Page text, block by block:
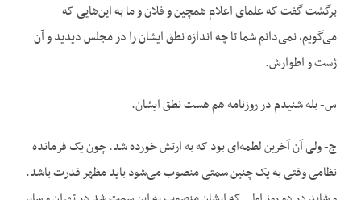
برگشت گفت که علمای اعلام همچین و فلان و ما به این‌هایی که
می‌گویم، نمی‌دانم شما تا چه اندازه نطق ایشان را در مجلس دیدید و آن
ژست و اطوارش.
س- بله شنیدم در روزنامه هم هست نطق ایشان.
ج- ولی آن آخرین لطمه‌ای بود که به ارتش خورده شد. چون یک فرمانده
نظامی وقتی به یک چنین سمتی منصوب می‌شود باید مظهر قدرت باشد.